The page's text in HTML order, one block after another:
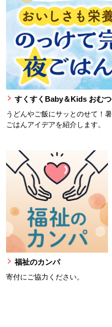
すくすくBaby＆Kids おむつ
うどんやご飯にサッとのせて！
ごはんアイデアを紹介します。
福祉のカンパ
寄付にご協力ください。